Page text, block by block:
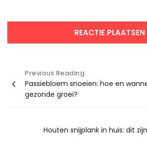
Bericht
navigatie
Previous Reading
Passiebloem snoeien: hoe en
gezonde groei?
Houten snijplank in huis: dit